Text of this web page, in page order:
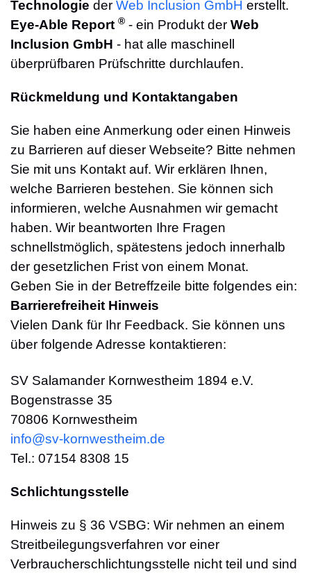
Technologie der Web Inclusion GmbH erstellt.
Eye-Able Report ® - ein Produkt der Web
Inclusion GmbH - hat alle maschinell
überprüfbaren Prüfschritte durchlaufen.
Rückmeldung und Kontaktangaben
Sie haben eine Anmerkung oder einen Hinweis
zu Barrieren auf dieser Webseite? Bitte nehmen
Sie mit uns Kontakt auf. Wir erklären Ihnen,
welche Barrieren bestehen. Sie können sich
informieren, welche Ausnahmen wir gemacht
haben. Wir beantworten Ihre Fragen
schnellstmöglich, spätestens jedoch innerhalb
der gesetzlichen Frist von einem Monat.
Geben Sie in der Betreffzeile bitte folgendes ein:
Barrierefreiheit Hinweis
Vielen Dank für Ihr Feedback. Sie können uns
über folgende Adresse kontaktieren:
SV Salamander Kornwestheim 1894 e.V.
Bogenstrasse 35
70806 Kornwestheim
info@sv-kornwestheim.de
Tel.: 07154 8308 15
Schlichtungsstelle
Hinweis zu § 36 VSBG: Wir nehmen an einem
Streitbeilegungsverfahren vor einer
Verbraucherschlichtungsstelle nicht teil und sind